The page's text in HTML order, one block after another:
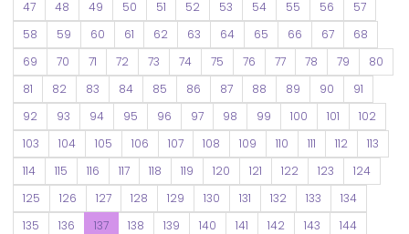
47
48 49 50 51 52 53 54 55 56
57
58
59 60 61 62 63 64 65 66 67
68
69
70 71 72 73 74 75 76 77 78 79
80
81
82 83 84 85 86 87 88 89 90
91
92
93 94 95 96 97 98 99 100 101
102
103
104 105 106 107 108 109 110 111 112
113
114
115 116 117 118 119 120 121 122 123
124
125
126 127 128 129 130 131 132 133
134
135
136 137 138 139 140 141 142 143
144